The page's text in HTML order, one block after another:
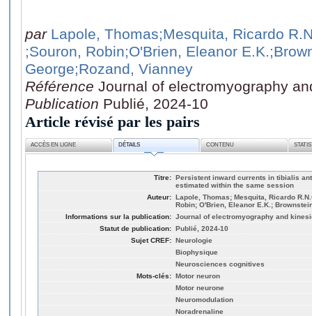
par Lapole, Thomas;Mesquita, Ricardo
;Souron, Robin;O'Brien, Eleanor E.K.
George;Rozand, Vianney
Référence Journal of electromyography
Publication Publié, 2024-10
Article révisé par les pairs
ACCÈS EN LIGNE DÉTAILS CONTENU
Titre: Persistent inward currents in tibialis
estimated within the same session
Auteur: Lapole, Thomas; Mesquita, Ricardo
Robin; O'Brien, Eleanor E.K.;
Informations sur la publication: Journal of electromyography and
Statut de publication: Publié, 2024-10
Sujet CREF: Neurologie
Biophysique
Neurosciences cognitives
Mots-clés: Motor neuron
Motor neurone
Neuromodulation
Noradrenaline